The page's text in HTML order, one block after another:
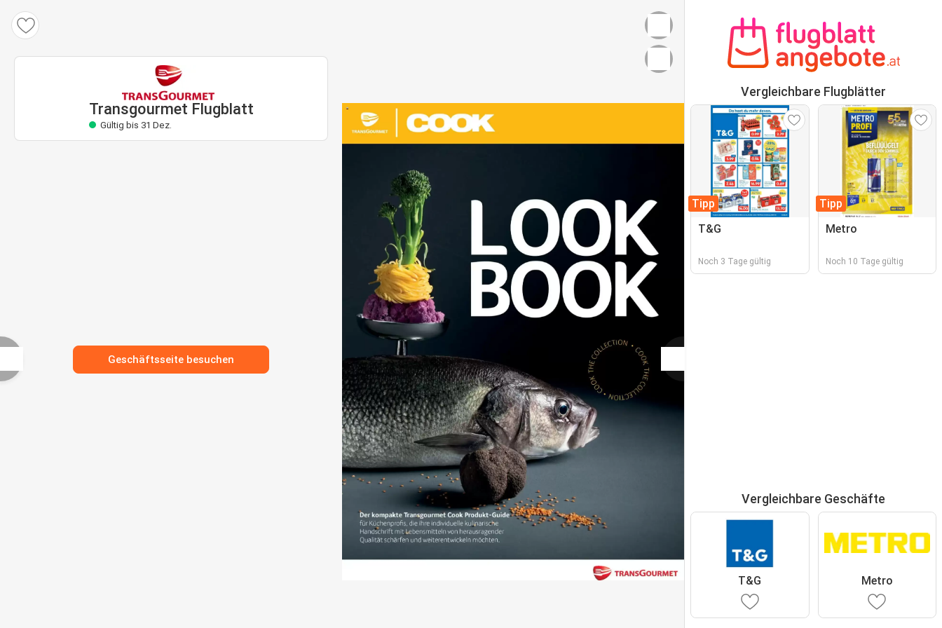
Transgourmet Flugblatt
Gültig bis 31 Dez.
Geschäftsseite besuchen
Vergleichbare Flugblätter
Tipp
T&G
Noch 3 Tage gültig
Tipp
Metro
Noch 10 Tage gültig
Vergleichbare Geschäfte
T&G Metro